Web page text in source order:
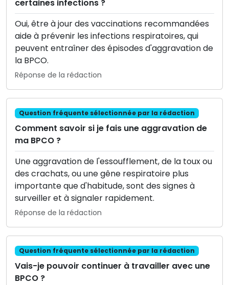
certaines infections ?
Oui, être à jour des vaccinations recommandées
aide à prévenir les infections respiratoires, qui
peuvent entraîner des épisodes d'aggravation de
la BPCO.
Réponse de la rédaction
Question fréquente sélectionnée par la rédaction
Comment savoir si je fais une aggravation de
ma BPCO ?
Une aggravation de l'essoufflement, de la toux ou
des crachats, ou une gêne respiratoire plus
importante que d'habitude, sont des signes à
surveiller et à signaler rapidement.
Réponse de la rédaction
Question fréquente sélectionnée par la rédaction
Vais-je pouvoir continuer à travailler avec une
BPCO ?